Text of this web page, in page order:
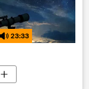
23:33